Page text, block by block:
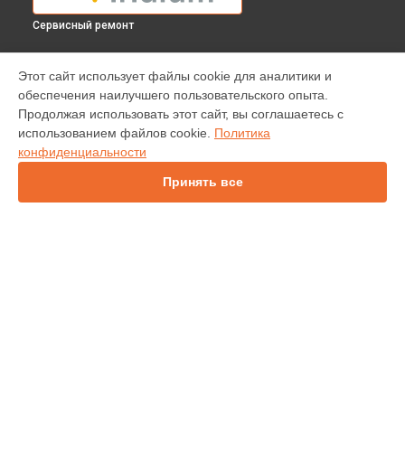
Сервисный ремонт
9575 Extreme
9555
СТРАНИЦЫ
Этот сайт использует файлы cookie для аналитики и
обеспечения наилучшего пользовательского опыта.
Продолжая использовать этот сайт, вы соглашаетесь с
использованием файлов cookie. Политика
конфиденциальности
Принять все